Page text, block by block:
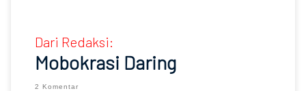
Dari Redaksi:
Mobokrasi Daring
2 Komentar